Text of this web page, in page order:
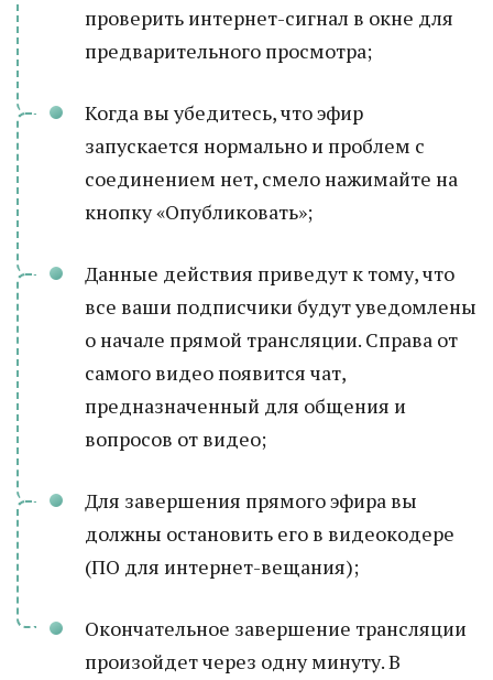
проверить интернет-сигнал в окне для
предварительного просмотра;
Когда вы убедитесь, что эфир
запускается нормально и проблем с
соединением нет, смело нажимайте на
кнопку «Опубликовать»;
Данные действия приведут к тому, что
все ваши подписчики будут уведомлены
о начале прямой трансляции. Справа от
самого видео появится чат,
предназначенный для общения и
вопросов от видео;
Для завершения прямого эфира вы
должны остановить его в видеокодере
(ПО для интернет-вещания);
Окончательное завершение трансляции
произойдет через одну минуту. В